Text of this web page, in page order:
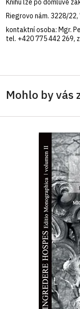
Knihu lze po domluvě
Riegrovo nám. 3228/
kontaktní osoba: Mgr.
tel. +420 775 442 269,
Mohlo by vás